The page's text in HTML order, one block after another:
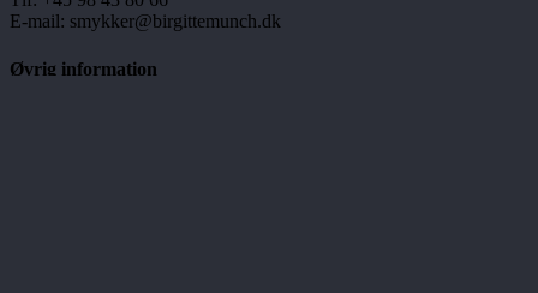
E-mail: smykker@birgittemunch.dk
Øvrig information